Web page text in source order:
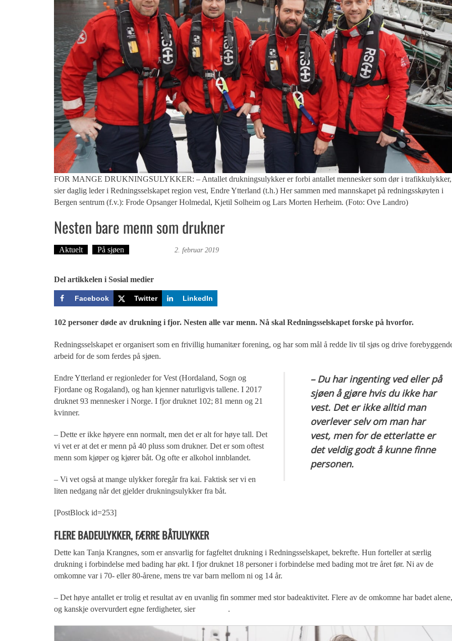
FOR MANGE DRUKNINGSULYKKER: – Antallet drukningsulykker er forbi antallet mennesker som dør i trafikkulykker,
sier daglig leder i Redningsselskapet region vest, Endre Ytterland (t.h.) Her sammen med mannskapet på redningsskøyten i
Bergen sentrum (f.v.): Frode Opsanger Holmedal, Kjetil Solheim og Lars Morten Herheim. (Foto: Ove Landro)
Nesten bare menn som drukner
Aktuelt På sjøen 2. februar 2019
Del artikkelen i Sosial medier
Facebook Twitter LinkedIn
102 personer døde av drukning i fjor. Nesten alle var menn. Nå skal Redningsselskapet forske på hvorfor.
Redningsselskapet er organisert som en frivillig humanitær forening, og har som mål å redde liv til sjøs og drive
arbeid for de som ferdes på sjøen.
– Du har ingenting ved eller på
sjøen å gjøre hvis du ikke har
vest. Det er ikke alltid man
overlever selv om man har
vest, men for de etterlatte er
det veldig godt å kunne finne
personen.
Endre Ytterland er regionleder for Vest (Hordaland, Sogn og
Fjordane og Rogaland), og han kjenner naturligvis tallene. I 2017
druknet 93 mennesker i Norge. I fjor druknet 102; 81 menn og 21
kvinner.
– Dette er ikke høyere enn normalt, men det er alt for høye tall. Det
vi vet er at det er menn på 40 pluss som drukner. Det er som oftest
menn som kjøper og kjører båt. Og ofte er alkohol innblandet.
– Vi vet også at mange ulykker foregår fra kai. Faktisk ser vi en
liten nedgang når det gjelder drukningsulykker fra båt.
[PostBlock id=253]
FLERE BADEULYKKER, FÆRRE BÅTULYKKER
Dette kan Tanja Krangnes, som er ansvarlig for fagfeltet drukning i Redningsselskapet, bekrefte. Hun forteller at særlig
drukning i forbindelse med bading har økt. I fjor druknet 18 personer i forbindelse med bading mot tre året før. Ni av de
omkomne var i 70- eller 80-årene, mens tre var barn mellom ni og 14 år.
– Det høye antallet er trolig et resultat av en uvanlig fin sommer med stor badeaktivitet. Flere av de omkomne har badet alene,
og kanskje overvurdert egne ferdigheter, sier
.